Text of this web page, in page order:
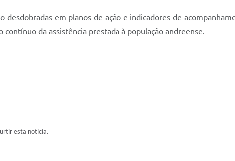
desdobradas em planos de ação e indicadores de
da assistência prestada à população andreense.
esta notícia.